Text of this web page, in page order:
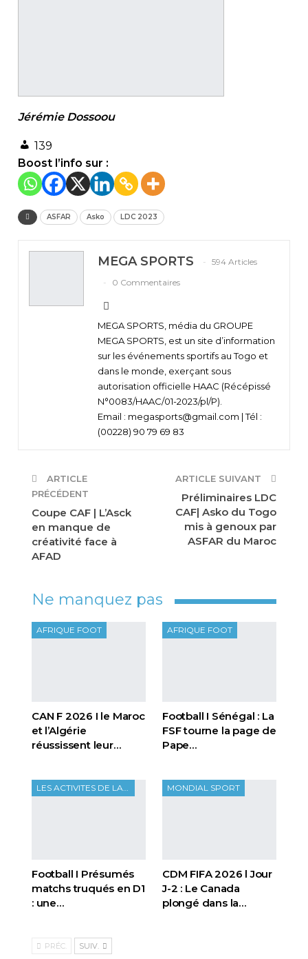
Jérémie Dossoou
139
Boost l’info sur :
ASFAR Asko LDC 2023
MEGA SPORTS
594 Articles
0 Commentaires
MEGA SPORTS, média du GROUPE
MEGA SPORTS, est un site d’information
sur les événements sportifs au Togo et
dans le monde, exerçant sous
autorisation officielle HAAC (Récépissé
N°0083/HAAC/01-2023/pl/P).
Email : megasports@gmail.com | Tél :
(00228) 90 79 69 83
ARTICLE
PRÉCÉDENT
Coupe CAF | L’Asck
en manque de
créativité face à
AFAD
ARTICLE SUIVANT
Préliminaires LDC
CAF| Asko du Togo
mis à genoux par
ASFAR du Maroc
Ne manquez pas
AFRIQUE FOOT
CAN F 2026 I le Maroc
et l’Algérie
réussissent leur…
AFRIQUE FOOT
Football I Sénégal : La
FSF tourne la page de
Pape…
Football I Présumés
matchs truqués en D1
: une…
MONDIAL SPORT
CDM FIFA 2026 l Jour
J-2 : Le Canada
plongé dans la…
PRÉC. SUIV.